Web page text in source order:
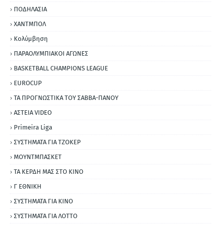
ΠΟΔΗΛΑΣΙΑ
ΧΑΝΤΜΠΟΛ
Κολύμβηση
ΠΑΡΑΟΛΥΜΠΙΑΚΟΙ ΑΓΩΝΕΣ
BASKETBALL CHAMPIONS LEAGUE
EUROCUP
ΤΑ ΠΡΟΓΝΩΣΤΙΚΑ ΤΟΥ ΣΑΒΒΑ-ΠΑΝΟΥ
ΑΣΤΕΙΑ VIDEO
Primeira Liga
ΣΥΣΤΗΜΑΤΑ ΓΙΑ ΤΖΟΚΕΡ
ΜΟΥΝΤΜΠΑΣΚΕΤ
ΤΑ ΚΕΡΔΗ ΜΑΣ ΣΤΟ ΚΙΝΟ
Γ ΕΘΝΙΚΗ
ΣΥΣΤΗΜΑΤΑ ΓΙΑ ΚΙΝΟ
ΣΥΣΤΗΜΑΤΑ ΓΙΑ ΛΟΤΤΟ